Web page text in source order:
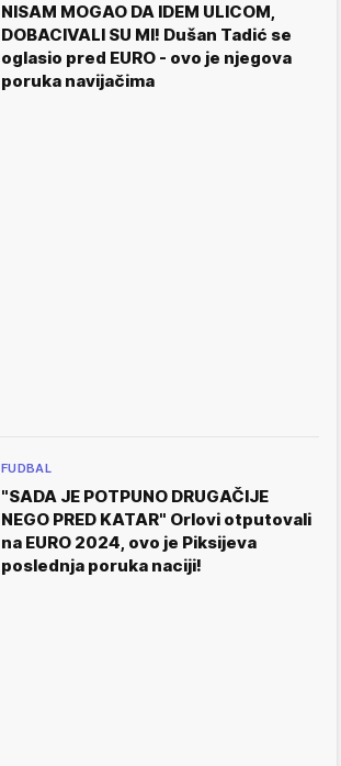
NISAM MOGAO DA IDEM ULICOM,
DOBACIVALI SU MI! Dušan Tadić se
oglasio pred EURO - ovo je njegova
poruka navijačima
FUDBAL
"SADA JE POTPUNO DRUGAČIJE
NEGO PRED KATAR" Orlovi otputovali
na EURO 2024, ovo je Piksijeva
poslednja poruka naciji!